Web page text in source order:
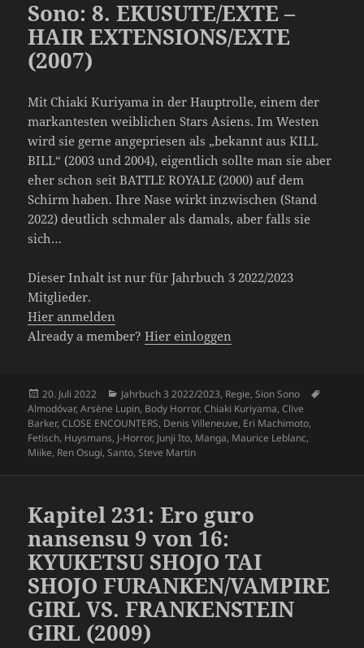
Sono: 8. EKUSUTE/EXTE –
HAIR EXTENSIONS/EXTE
(2007)
Mit Chiaki Kuriyama in der Hauptrolle, einem der
markantesten weiblichen Stars Asiens. Im Westen
wird sie gerne angepriesen als „bekannt aus KILL
BILL“ (2003 und 2004), eigentlich sollte man sie aber
eher schon seit BATTLE ROYALE (2000) auf dem
Schirm haben. Ihre Nase wirkt inzwischen (Stand
2022) deutlich schmaler als damals, aber falls sie
sich…
Dieser Inhalt ist nur für Jahrbuch 3 2022/2023
Mitglieder.
Hier anmelden
Already a member?Hier einloggen
Veröffentlicht
am
20. Juli 2022 Kategorien
Jahrbuch 3 2022/2023, Regie,Sion Sono
Almodóvar,Arsène Lupin, Body Horror,Chiaki Kuriyama,Clive
Barker,CLOSE ENCOUNTERS, Denis Villeneuve, Eri Machimoto,
Fetisch, Huysmans, J-Horror, Junji Ito, Manga, Maurice Leblanc,
Miike, Ren Osugi,Santo,Steve Martin
Kapitel 231: Ero guro
nansensu 9 von 16:
KYUKETSU SHOJO TAI
SHOJO FURANKEN/VAMPIRE
GIRL VS. FRANKENSTEIN
GIRL (2009)